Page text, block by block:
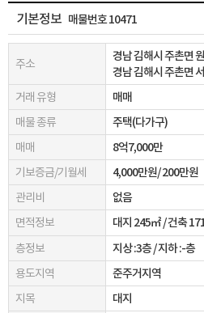
기본정보 매물번호 10471
주소
경남 김해시 주촌면
경남 김해시 주촌면
거래 유형
매매
매물 종류
주택(다가구)
매매
8억7,000만
기보증금/기월세
4,000만원/ 200만원
관리비
없음
면적정보
대지 245㎡/ 건축
층정보
지상 :3층/지하 :-층
용도지역
준주거지역
지목
대지